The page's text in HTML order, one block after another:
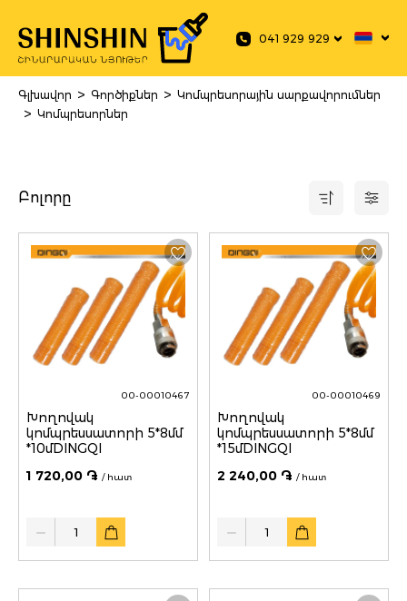
041 929 929
Գլխավոր > Գործիքներ > Կոմպրեսորային սարքավորումներ
> Կոմպրեսորներ
Բոլորը
00-00010467
Խողովակ
կոմպրեսսատորի 5*8մմ
*10մDINGQI
1 720,00 ֏ / հատ
00-00010469
Խողովակ
կոմպրեսսատորի 5*8մմ
*15մDINGQI
2 240,00 ֏ / հատ